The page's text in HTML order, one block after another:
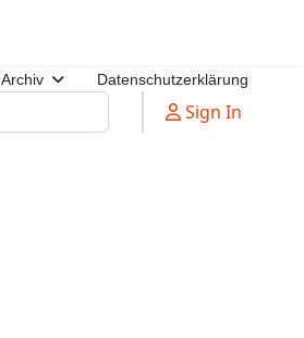
Archiv Datenschutzerklärung
Sign In